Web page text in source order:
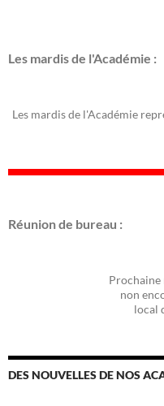
Les mardis de l'Académie :
Les mardis de l'Académie
Réunion de bureau :
Prochaine
non
local
DES NOUVELLES DE NOS